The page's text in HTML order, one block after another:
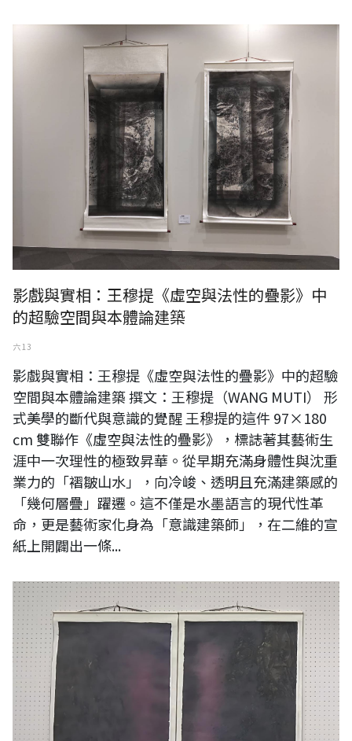
影戲與實相：王穆提《虛空與法性的疊影》中
的超驗空間與本體論建築
六 13
影戲與實相：王穆提《虛空與法性的疊影》中的超驗
空間與本體論建築 撰文：王穆提（WANG MUTI） 形
式美學的斷代與意識的覺醒 王穆提的這件 97×180
cm 雙聯作《虛空與法性的疊影》，標誌著其藝術生
涯中一次理性的極致昇華。從早期充滿身體性與沈重
業力的「褶皺山水」，向冷峻、透明且充滿建築感的
「幾何層疊」躍遷。這不僅是水墨語言的現代性革
命，更是藝術家化身為「意識建築師」，在二維的宣
紙上開闢出一條...